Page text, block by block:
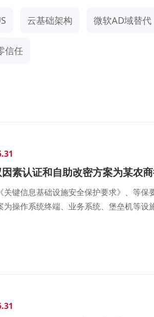
云基础架构 微软AD域替代
信任
素认证和自助改密方案为某农
关键信息基础设施安全保护要求》、等
为操作系统终端、业务系统、堡垒机等设